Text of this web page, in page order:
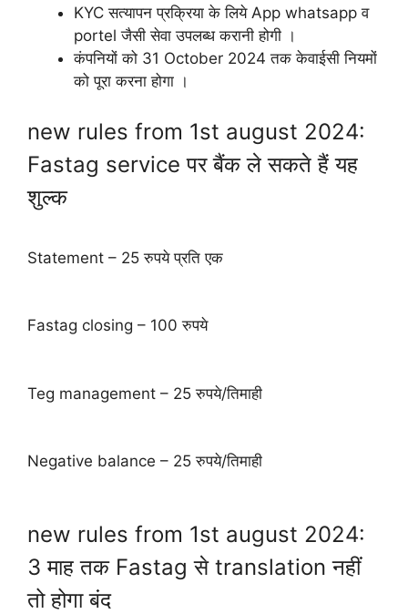
KYC सत्यापन प्रक्रिया के लिये App whatsapp व
portel जैसी सेवा उपलब्ध करानी होगी ।
कंपनियों को 31 October 2024 तक केवाईसी नियमों
को पूरा करना होगा ।
new rules from 1st august 2024:
Fastag service पर बैंक ले सकते हैं यह
शुल्क
Statement – 25 रुपये प्रति एक
Fastag closing – 100 रुपये
Teg management – 25 रुपये/तिमाही
Negative balance – 25 रुपये/तिमाही
new rules from 1st august 2024:
3 माह तक Fastag से translation नहीं
तो होगा बंद